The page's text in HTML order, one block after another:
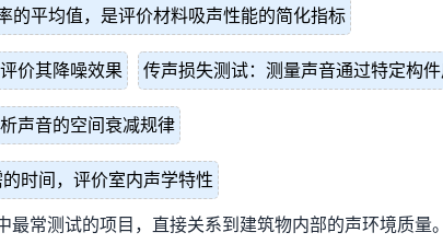
的平均值，是评价材料吸声性能的简化指标
价其降噪效果 传声损失测试：测量声音通过特定构
声音的空间衰减规律
时间，评价室内声学特性
最常测试的项目，直接关系到建筑物内部的声环境质